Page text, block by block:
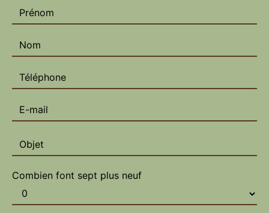
Combien font sept plus neuf